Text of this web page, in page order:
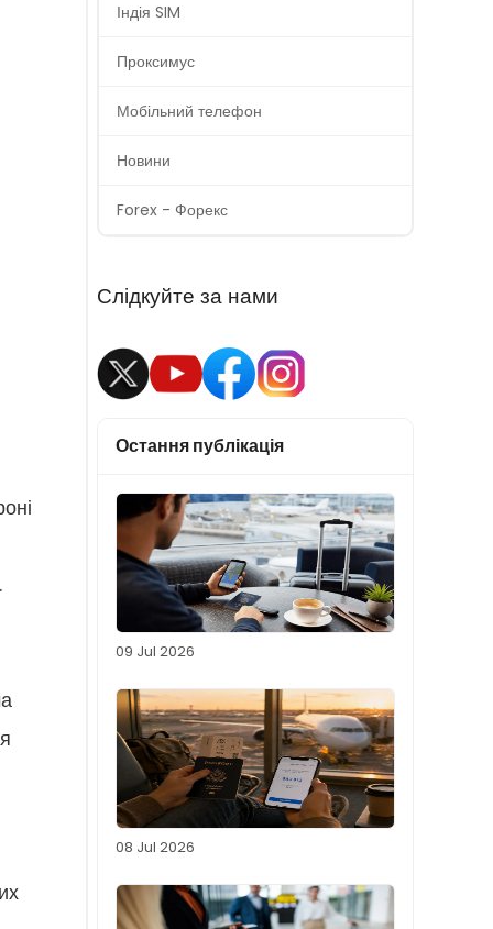
Індія SIM
Проксимус
Мобільний телефон
Новини
Forex - Форекс
Слідкуйте за нами
Остання публікація
09 Jul 2026
08 Jul 2026